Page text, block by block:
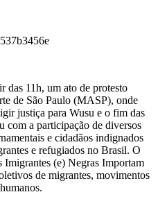
das 11h, um ato de protesto
de São Paulo (MASP), onde
justiça para Wusu e o fim das
com a participação de diversos
e cidadãos indignados
e refugiados no Brasil. O
(e) Negras Importam
de migrantes, movimentos